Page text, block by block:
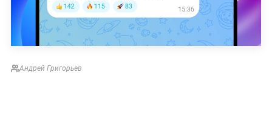
Андрей Григорьев